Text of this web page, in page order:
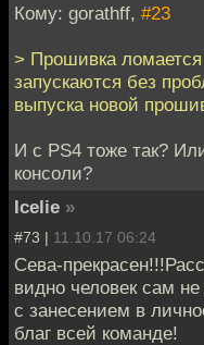
Кому: gorathff, #23
> Прошивка ломается
запускаются без
выпуска новой
И с PS4 тоже так?
консоли?
Icelie »
#73 | 11.10.17 06:24
Сева-
видно человек сам
с занесением в
благ всей команде!